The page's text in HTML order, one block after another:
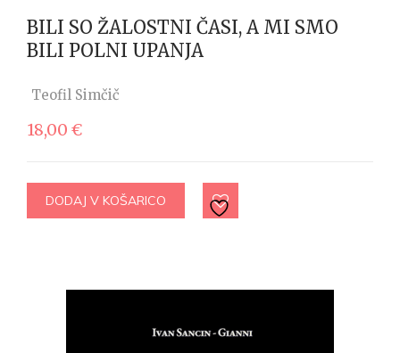
BILI SO ŽALOSTNI ČASI, A MI SMO
BILI POLNI UPANJA
Teofil Simčič
18,00 €
DODAJ V KOŠARICO